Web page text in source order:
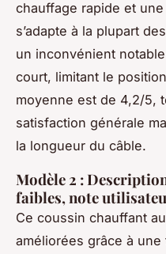
chauffage rapide et
s’adapte à la plupart
un inconvénient
court, limitant le
moyenne est de 4,2/5,
satisfaction générale
la longueur du câble.
Modèle 2 :
faibles, note
Ce coussin chauffant
améliorées grâce à